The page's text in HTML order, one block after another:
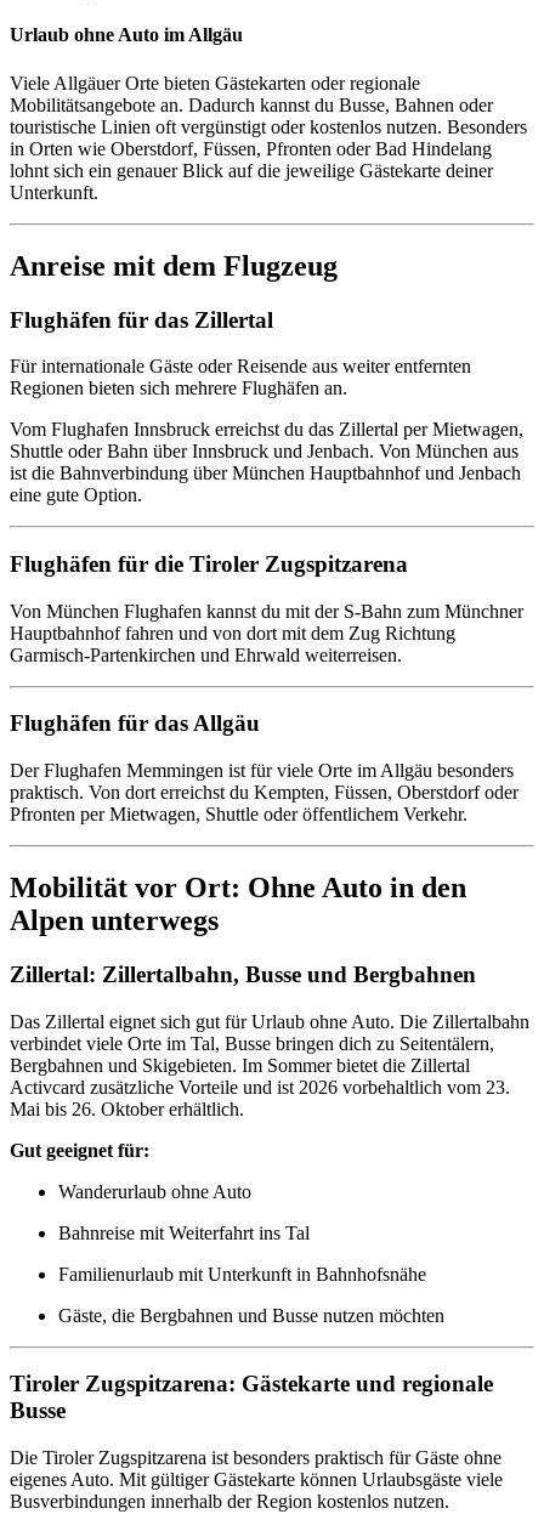
Urlaub ohne Auto im Allgäu
Viele Allgäuer Orte bieten Gästekarten oder regionale
Mobilitätsangebote an. Dadurch kannst du Busse, Bahnen oder
touristische Linien oft vergünstigt oder kostenlos nutzen. Besonders
in Orten wie Oberstdorf, Füssen, Pfronten oder Bad Hindelang
lohnt sich ein genauer Blick auf die jeweilige Gästekarte deiner
Unterkunft.
Anreise mit dem Flugzeug
Flughäfen für das Zillertal
Für internationale Gäste oder Reisende aus weiter entfernten
Regionen bieten sich mehrere Flughäfen an.
Vom Flughafen Innsbruck erreichst du das Zillertal per Mietwagen,
Shuttle oder Bahn über Innsbruck und Jenbach. Von München aus
ist die Bahnverbindung über München Hauptbahnhof und Jenbach
eine gute Option.
Flughäfen für die Tiroler Zugspitzarena
Von München Flughafen kannst du mit der S-Bahn zum Münchner
Hauptbahnhof fahren und von dort mit dem Zug Richtung
Garmisch-Partenkirchen und Ehrwald weiterreisen.
Flughäfen für das Allgäu
Der Flughafen Memmingen ist für viele Orte im Allgäu besonders
praktisch. Von dort erreichst du Kempten, Füssen, Oberstdorf oder
Pfronten per Mietwagen, Shuttle oder öffentlichem Verkehr.
Mobilität vor Ort: Ohne Auto in den
Alpen unterwegs
Zillertal: Zillertalbahn, Busse und Bergbahnen
Das Zillertal eignet sich gut für Urlaub ohne Auto. Die Zillertalbahn
verbindet viele Orte im Tal, Busse bringen dich zu Seitentälern,
Bergbahnen und Skigebieten. Im Sommer bietet die Zillertal
Activcard zusätzliche Vorteile und ist 2026 vorbehaltlich vom 23.
Mai bis 26. Oktober erhältlich.
Gut geeignet für:
Wanderurlaub ohne Auto
Bahnreise mit Weiterfahrt ins Tal
Familienurlaub mit Unterkunft in Bahnhofsnähe
Gäste, die Bergbahnen und Busse nutzen möchten
Tiroler Zugspitzarena: Gästekarte und regionale
Busse
Die Tiroler Zugspitzarena ist besonders praktisch für Gäste ohne
eigenes Auto. Mit gültiger Gästekarte können Urlaubsgäste viele
Busverbindungen innerhalb der Region kostenlos nutzen.